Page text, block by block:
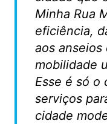
Minha Rua
eficiência,
aos anseios
mobilidade
Esse é só o
serviços
cidade